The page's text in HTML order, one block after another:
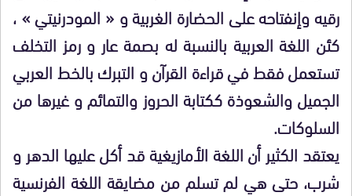
رقيه وإنفتاحه على الحضارة الغربية و « المودرنيتي » ،
كئن اللغة العربية بالنسبة له بصمة عار و رمز التخلف
تستعمل فقط في قراءة القرآن و التبرك بالخط العربي
الجميل والشعوذة ككتابة الحروز والتمائم و غيرها من
السلوكات.
يعتقد الكثير أن اللغة الأمازيغية قد أكل عليها الدهر و
شرب، حتى هي لم تسلم من مضايقة اللغة الفرنسية